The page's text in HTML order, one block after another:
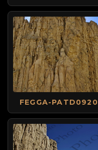
FEGGA-PATD0920